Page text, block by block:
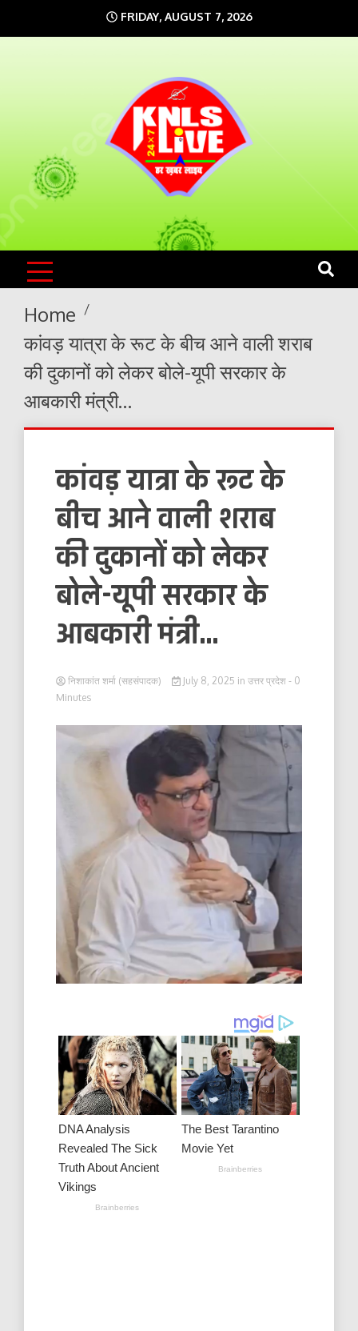
to
FRIDAY, AUGUST 7, 2026
KNLS LIVE
India`s No.1 News Portal
Home
कांवड़ यात्रा के रूट के बीच आने वाली शराब
की दुकानों को लेकर बोले-यूपी सरकार के
आबकारी मंत्री…
कांवड़ यात्रा के रूट के
बीच आने वाली शराब
की दुकानों को लेकर
बोले-यूपी सरकार के
आबकारी मंत्री…
निशाकांत शर्मा (सहसंपादक) July 8, 2025 in उत्तर प्रदेश - 0
Minutes